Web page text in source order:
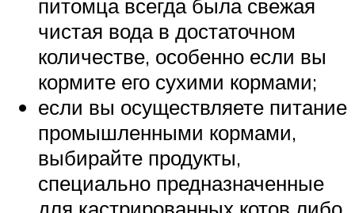
питомца всегда была свежая
чистая вода в достаточном
количестве, особенно если вы
кормите его сухими кормами;
если вы осуществляете питание
промышленными кормами,
выбирайте продукты,
специально предназначенные